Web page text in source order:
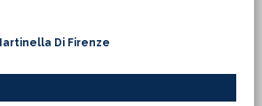
Di Firenze